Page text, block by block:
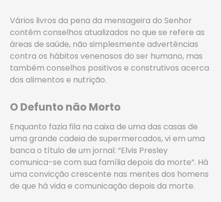
Vários livros da pena da mensageira do Senhor
contêm conselhos atualizados no que se refere as
áreas de saúde, não simplesmente advertências
contra os hábitos venenosos do ser humano, mas
também conselhos positivos e construtivos acerca
dos alimentos e nutrição.
O Defunto não Morto
Enquanto fazia fila na caixa de uma das casas de
uma grande cadeia de supermercados, vi em uma
banca o título de um jornal: “Elvis Presley
comunica-se com sua família depois da morte”. Há
uma convicção crescente nas mentes dos homens
de que há vida e comunicação depois da morte.